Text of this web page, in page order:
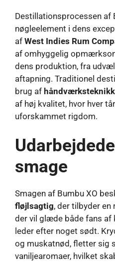
Destillationsprocessen af
nøgleelement i dens
af West Indies Rum
af omhyggelig
dens produktion, fra
aftapning. Traditionel
brug af
af høj kvalitet, hvor hver
uforskammet rigdom.
smage
Smagen af ​​Bumbu XO
fløjlsagtig, der tilbyder
der vil glæde både fans af
leder efter noget sødt.
og muskatnød, fletter sig
vaniljearomaer, hvilket